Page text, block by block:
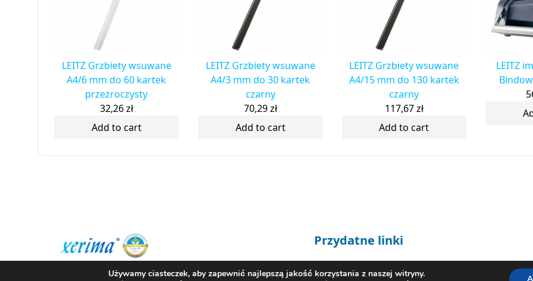
LEITZ Grzbiety wsuwane
A4/6 mm do 60 kartek
przezroczysty
32,26zł
Add to cart
LEITZ Grzbiety wsuwane
A4/3 mm do 30 kartek
czarny
70,29zł
Add to cart
LEITZ Grzbiety wsuwane
A4/15 mm do 130 kartek
czarny
117,67zł
Add to cart
LEITZ
Informacje o zamówieniu
Przydatne linki
Używamy ciasteczek, aby zapewnić najlepszą jakość korzystania z naszej witryny.